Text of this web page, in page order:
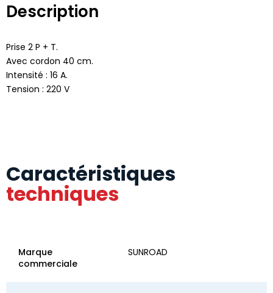
Description
Prise 2 P + T.
Avec cordon 40 cm.
Intensité : 16 A.
Tension : 220 V
Caractéristiques
techniques
Marque
commerciale
SUNROAD